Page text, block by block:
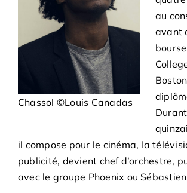
Chassol ©Louis Canadas
au
avant
il compose pour le cinéma, la
publicité, devient chef d’orchestre,
avec le groupe Phoenix ou